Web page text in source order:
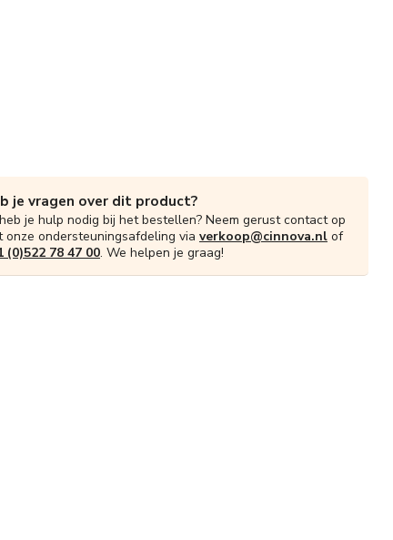
je vragen over dit product?
je hulp nodig bij het bestellen? Neem gerust contact op
onze ondersteuningsafdeling via verkoop@cinnova.nl of
(0)522 78 47 00. We helpen je graag!